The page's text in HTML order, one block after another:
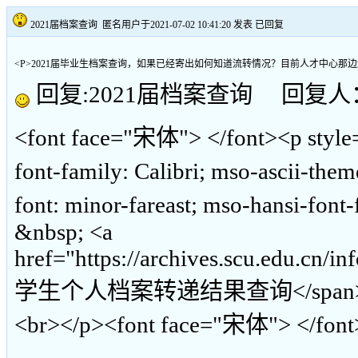
2021届档案查询 匿名用户于2021-07-02 10:41:20 发表 已回复
<P>2021届毕业生档案查询，如果已经寄出如何知道流转情况？目前人才中心那
回复:2021届档案查询 回复人
<font face="宋体"> </font><p
font-family: Calibri; mso-ascii-
font: minor-fareast; mso-hansi-
&nbsp; <a
href="https://archives.scu.edu.cn/
学生个人档案转递结果查询</
<br></p><font face="宋体"> </